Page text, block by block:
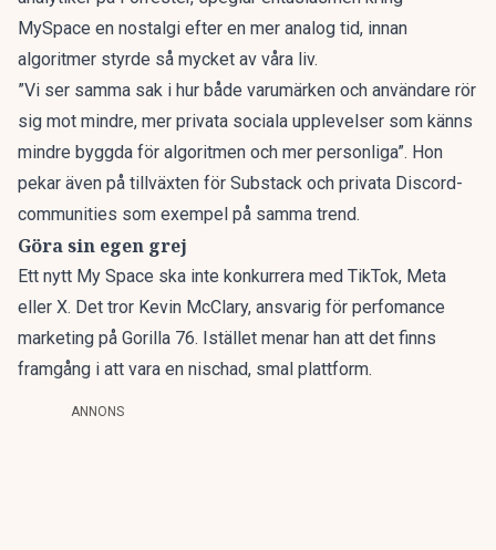
MySpace en nostalgi efter en mer analog tid, innan
algoritmer styrde så mycket av våra liv.
”Vi ser samma sak i hur både varumärken och användare rör
sig mot mindre, mer privata sociala upplevelser som känns
mindre byggda för algoritmen och mer personliga”. Hon
pekar även på tillväxten för Substack och privata Discord-
communities som exempel på samma trend.
Göra sin egen grej
Ett nytt My Space ska inte konkurrera med TikTok, Meta
eller X. Det tror Kevin McClary, ansvarig för perfomance
marketing på Gorilla 76. Istället menar han att det finns
framgång i att vara en nischad, smal plattform.
ANNONS